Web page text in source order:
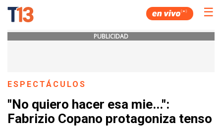
☰
PUBLICIDAD
ESPECTÁCULOS
"No quiero hacer esa mie...":
Fabrizio Copano protagoniza tenso